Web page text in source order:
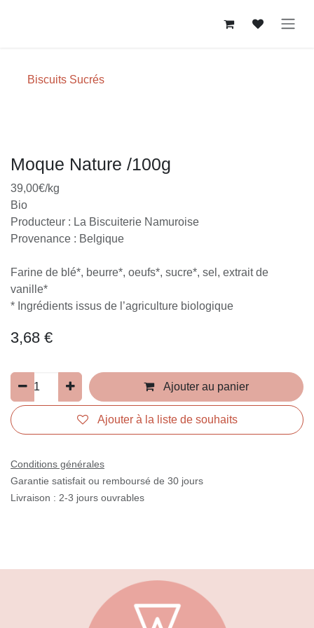
Biscuits Sucrés
Moque Nature /100g
39,00€/kg
Bio
Producteur : La Biscuiterie Namuroise
Provenance : Belgique
Farine de blé*, beurre*, oeufs*, sucre*, sel, extrait de
vanille*
* Ingrédients issus de l’agriculture biologique
3,68 €
Ajouter au panier
Ajouter à la liste de souhaits
Conditions générales
Garantie satisfait ou remboursé de 30 jours
Livraison : 2-3 jours ouvrables